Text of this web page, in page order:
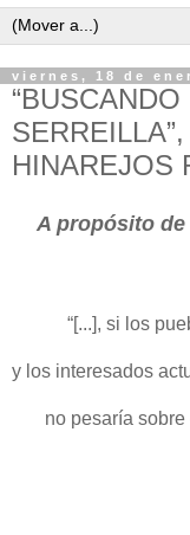
viernes, 18 de
HINAREJOS
A propósito
“[...], si los
y los interesados
no pesaría